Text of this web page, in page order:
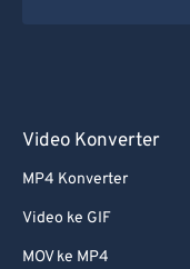
Video Konverter
MP4 Konverter
Video ke GIF
MOV ke MP4